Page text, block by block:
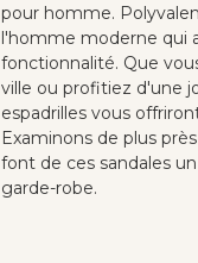
pour homme.
l'homme moderne qui
fonctionnalité. Que
ville ou profitiez d'une
espadrilles vous
Examinons de plus
font de ces sandales
garde-robe.